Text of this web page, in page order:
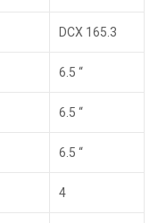
DCX 165.3
6.5 “
6.5 “
6.5 “
4